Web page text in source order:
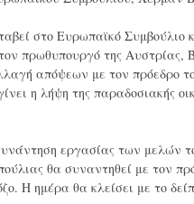
στο Ευρωπαϊκό Συμβούλιο
πρωθυπουργό της Αυστρίας,
απόψεων με τον πρόεδρο
η λήψη της παραδοσιακής
εργασίας των μελών
θα συναντηθεί με τον
Η ημέρα θα κλείσει με το